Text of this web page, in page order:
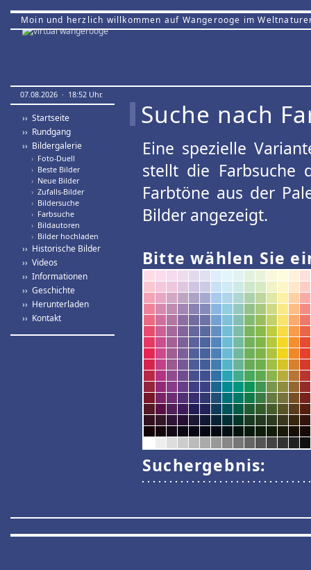
Moin und herzlich willkommen auf Wangerooge im
07.08.2026 · 18:52 Uhr.
›› Startseite
›› Rundgang
›› Bildergalerie
› Foto-Duell
› Beste Bilder
› Neue Bilder
› Zufalls-Bilder
› Bildersuche
› Farbsuche
› Bildautoren
› Bilder hochladen
›› Historische Bilder
›› Videos
›› Informationen
›› Geschichte
›› Herunterladen
›› Kontakt
Suche nach
Eine spezielle
stellt die Farbsuche
Farbtöne aus der
Bilder angezeigt.
Bitte wählen Sie
Suchergebnis: